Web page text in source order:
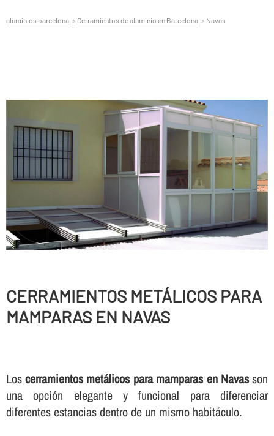
aluminios barcelona Cerramientos de aluminio en Barcelona Navas
CERRAMIENTOS METÁLICOS PARA
MAMPARAS EN NAVAS
Loscerramientos metálicos para mamparas en Navasson
una opción elegante y funcional para diferenciar
diferentes estancias dentro de un mismo habitáculo.